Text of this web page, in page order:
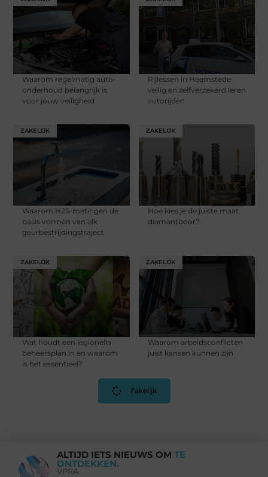
Waarom regelmatig auto-
onderhoud belangrijk is
voor jouw veiligheid
Rijlessen in Heemstede:
veilig en zelfverzekerd leren
autorijden
ZAKELIJK
Waarom H2S-metingen de
basis vormen van elk
geurbestrijdingstraject
ZAKELIJK
Hoe kies je de juiste maat
diamantboor?
ZAKELIJK
Wat houdt een legionella
beheersplan in en waarom
is het essentieel?
ZAKELIJK
Waarom arbeidsconflicten
juist kansen kunnen zijn
Zakelijk
ALTIJD IETS NIEUWS OM TE
ONTDEKKEN.
VPRA